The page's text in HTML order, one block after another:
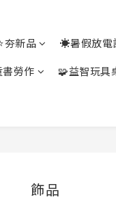
夯新品 ☀️暑假放電
勞作 🧩益智玩具
飾品